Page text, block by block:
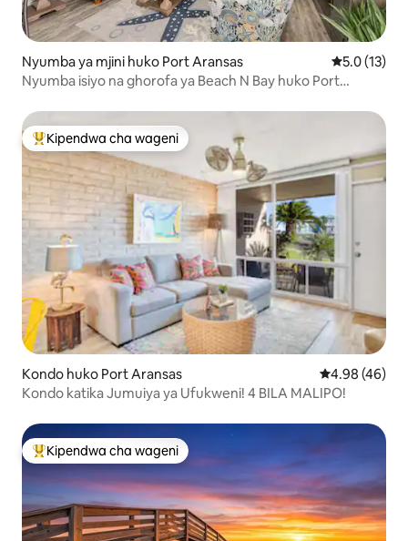
Nyumba ya mjini huko Port Aransas Ukadiriaji
5.0 (13)
Nyumba isiyo na ghorofa ya Beach N Bay huko Port
Kipendwa maarufu cha wageni
Kipendwa cha wageni
Kondo huko Port Aransas Ukadiriaji wa
4.98 (46)
Kondo katika Jumuiya ya Ufukweni! 4 BILA MALIPO!
Kipendwa maarufu cha wageni
Kipendwa cha wageni